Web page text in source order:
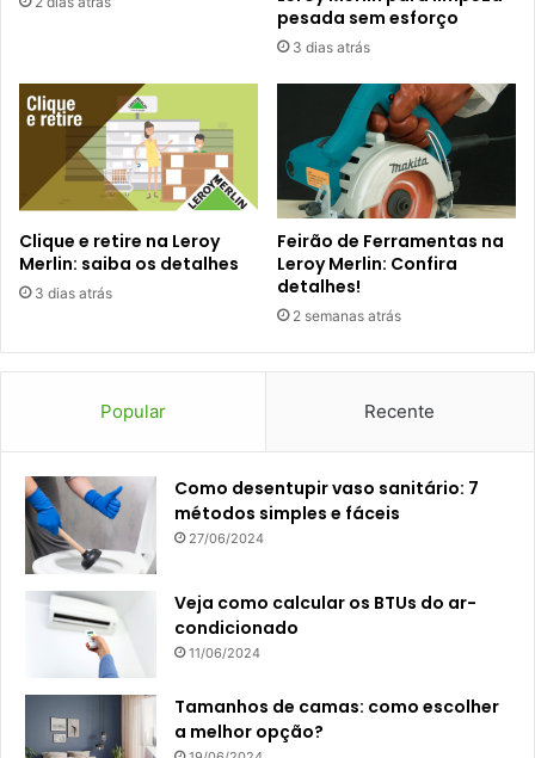
pesada sem esforço
3 dias atrás
Clique e retire na Leroy
Merlin: saiba os detalhes
3 dias atrás
Feirão de Ferramentas na
Leroy Merlin: Confira
detalhes!
2 semanas atrás
Popular Recente
Como desentupir vaso sanitário: 7
métodos simples e fáceis
27/06/2024
Veja como calcular os BTUs do ar-
condicionado
11/06/2024
Tamanhos de camas: como escolher
a melhor opção?